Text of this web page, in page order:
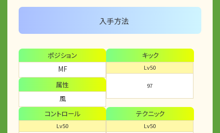
入手方法
ポジション
MF
属性
風
キック
Lv50
97
コントロール
Lv50
テクニック
Lv50